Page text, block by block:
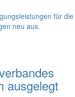
für die
neu aus.
ausgelegt